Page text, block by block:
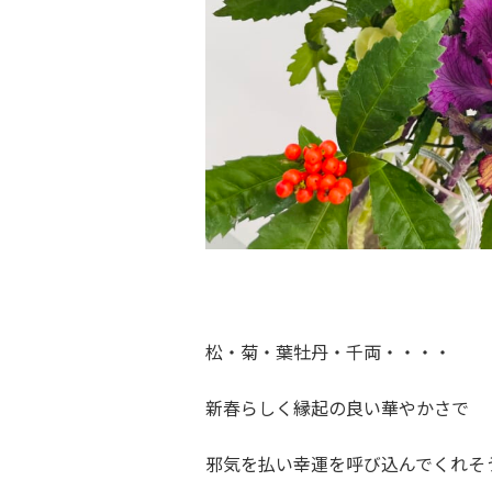
松・菊・葉牡丹・千両・・・・
新春らしく縁起の良い華やかさで
邪気を払い幸運を呼び込んでくれそ